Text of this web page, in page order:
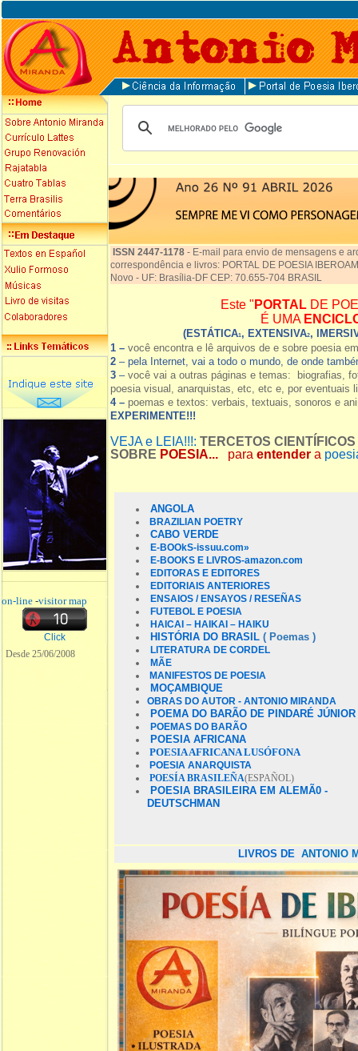
on-line -visitor map
Click
Desde 25/06/2008
ISSN 2447-1178 - E-mail para envio de mensagens e
correspondência e livros: PORTAL DE POESIA
Novo - UF: Brasília-DF CEP: 70.655-704 BRASIL
Este " PORTAL DE
É UMA
(ESTÁTICA1 , EXTENSIVA2,
1 – você encontra e lê arquivos de e sobre poesia
2 – pela Internet, vai a todo o mundo, de onde
3 – você vai a outras páginas e temas: biografias,
poesia visual, anarquistas, etc, etc e, por
4 – poemas e textos: verbais, textuais, sonoros e
EXPERIMENTE!!!
VEJA e LEIA!!!: TERCETOS
SOBRE POESIA... para entender a
ANGOLA
BRAZILIAN POETRY
CABO VERDE
E-BOOkS-issuu.com»
E-BOOKS E LIVROS-amazon.com
EDITORAS E EDITORES
EDITORIAIS ANTERIORES
ENSAIOS / ENSAYOS / RESEÑAS
FUTEBOL E POESIA
HAICAI – HAIKAI – HAIKU
HISTÓRIA DO BRASIL ( Poemas )
LITERATURA DE CORDEL
MÃE
MANIFESTOS DE POESIA
MOÇAMBIQUE
OBRAS DO AUTOR - ANTONIO MIRANDA
POEMA DO BARÃO DE PINDARÉ JÚNIOR
POEMAS DO BARÃO
POESIA AFRICANA
POESIA AFRICANA LUSÓFONA
POESIA ANARQUISTA
POESÍA BRASILEÑA(ESPAÑOL)
POESIA BRASILEIRA EM ALEMÃ0 -
DEUTSCHMAN
LIVROS DE ANTONIO